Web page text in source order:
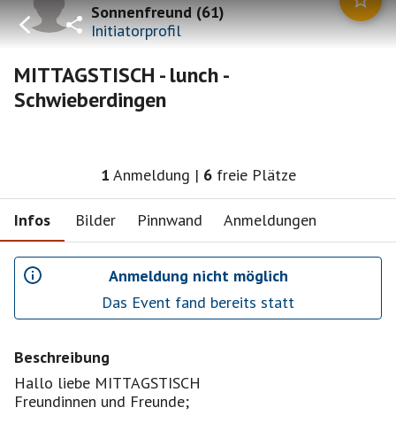
Sonnenfreund(61)
Initiatorprofil
MITTAGSTISCH - lunch -
Schwieberdingen
1 Anmeldung | 6 freie Plätze
Infos Bilder Pinnwand Anmeldungen
Anmeldung nicht möglich
Das Event fand bereits statt
Beschreibung
Hallo liebe MITTAGSTISCH
Freundinnen und Freunde;